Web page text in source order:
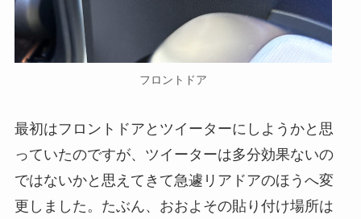
フロントドア
最初はフロントドアとツイーターにしようかと思
っていたのですが、ツイーターは多分効果ないの
ではないかと思えてきて急遽リアドアのほうへ変
更しました。たぶん、おおよその貼り付け場所は